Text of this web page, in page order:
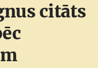
citāts